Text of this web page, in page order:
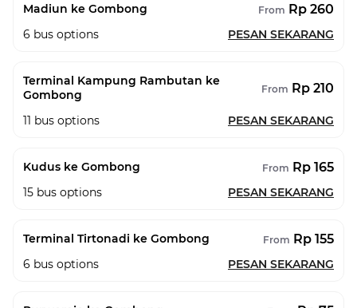
Madiun ke Gombong From Rp 260
6 bus options PESAN SEKARANG
Terminal Kampung Rambutan ke
Gombong
From Rp 210
11 bus options PESAN SEKARANG
Kudus ke Gombong From Rp 165
15 bus options PESAN SEKARANG
Terminal Tirtonadi ke Gombong From Rp 155
6 bus options PESAN SEKARANG